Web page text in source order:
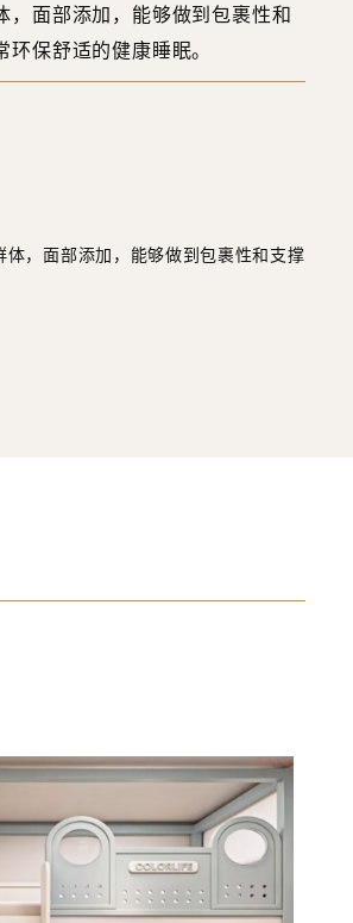
，面部添加，能够做到包裹性和
保舒适的健康睡眠。
，面部添加，能够做到包裹性和支撑